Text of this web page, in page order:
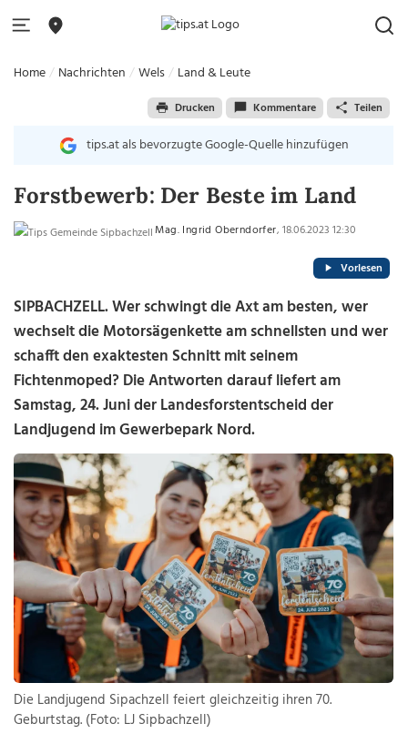
Home Nachrichten Wels Land & Leute
Drucken Kommentare Teilen
tips.at als bevorzugte Google-Quelle hinzufügen
Forstbewerb: Der Beste im Land
Mag. Ingrid Oberndorfer, 18.06.2023 12:30
Vorlesen
SIPBACHZELL. Wer schwingt die Axt am besten, wer
wechselt die Motorsägenkette am schnellsten und wer
schafft den exaktesten Schnitt mit seinem
Fichtenmoped? Die Antworten darauf liefert am
Samstag, 24. Juni der Landesforstentscheid der
Landjugend im Gewerbepark Nord.
Die Landjugend Sipachzell feiert gleichzeitig ihren 70.
Geburtstag. (Foto: LJ Sipbachzell)